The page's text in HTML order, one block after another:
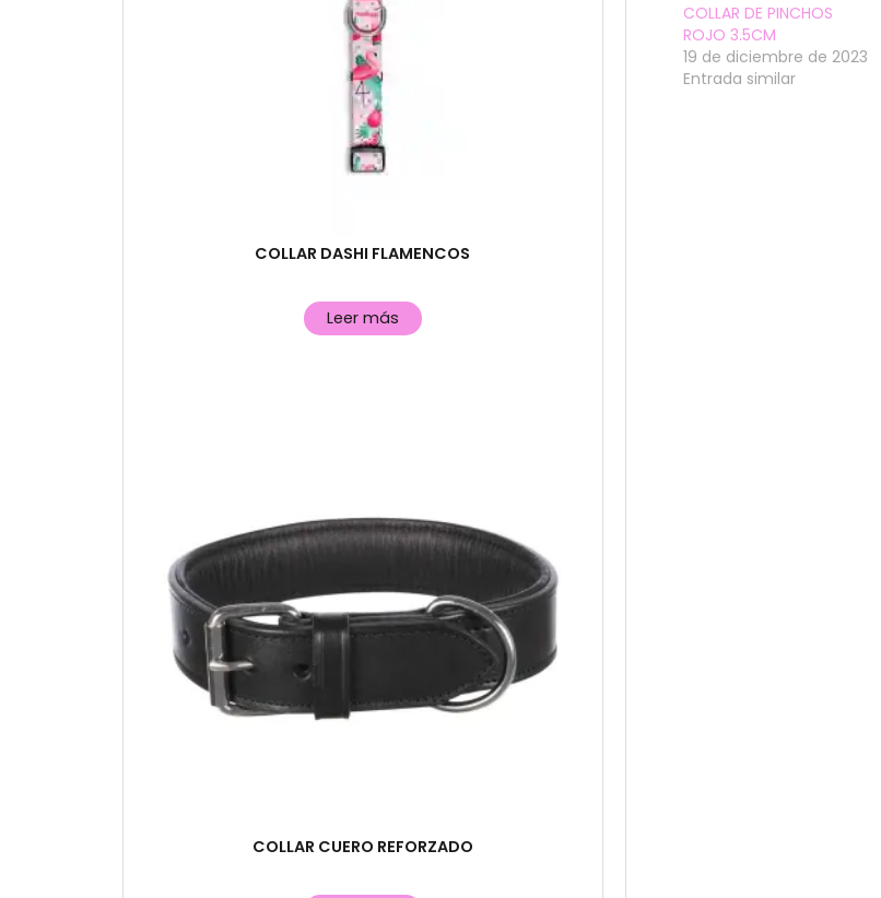
COLLAR DASHI FLAMENCOS
Leer más
COLLAR CUERO REFORZADO
COLLAR DE PINCHOS
ROJO 3.5CM
19 de diciembre de 2023
Entrada similar